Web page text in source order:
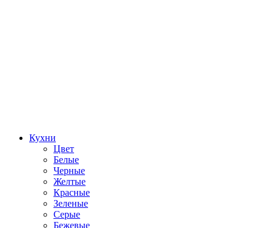
Кухни
Цвет
Белые
Черные
Желтые
Красные
Зеленые
Серые
Бежевые